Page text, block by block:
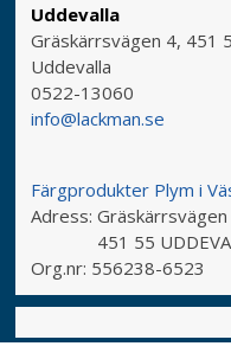
Uddevalla
Gräskärrsvägen 4, 451
Uddevalla
0522-13060
info@lackman.se
Färgprodukter Plym i
Adress:
451 55
Org.nr: 556238-6523